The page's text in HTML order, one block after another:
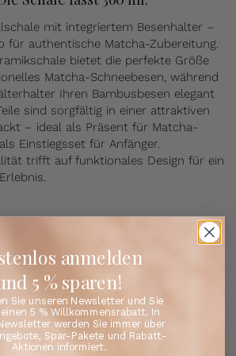
mit integriertem Besenhalter –
für authentische Matcha-Zubereitung.
bietet die perfekte Größe
Matcha-Schneebesen, während
Ihren Bambusbesen elegant
sind sorgfältig in einer attraktiven
– ideal als Präsent für Matcha-
Einstiegsset für Anfänger.
trifft auf funktionales Design für ein
anmelden
5 % sparen!
Sie unseren Newsletter und Sie
5 % Willkommensrabatt. In
werden Sie immer über
Spar-Pakete und Rabatt-
Aktionen informiert.